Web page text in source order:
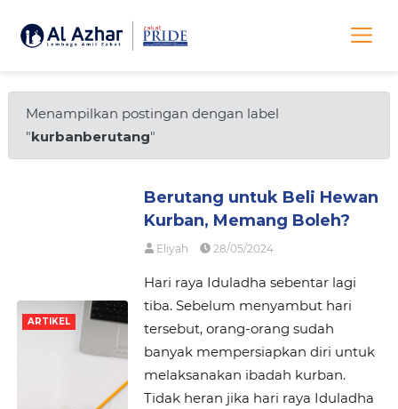
Menampilkan postingan dengan label
"kurbanberutang"
ARTIKEL
Berutang untuk Beli Hewan
Kurban, Memang Boleh?
Eliyah 28/05/2024
Hari raya Iduladha sebentar lagi
tiba. Sebelum menyambut hari
tersebut, orang-orang sudah
banyak mempersiapkan diri untuk
melaksanakan ibadah kurban.
Tidak heran jika hari raya Iduladha